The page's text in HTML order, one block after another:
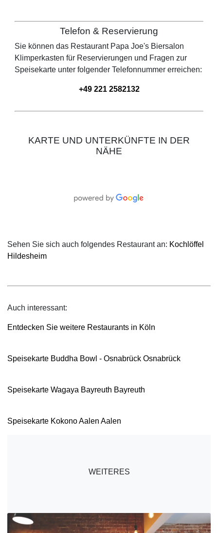
Telefon & Reservierung
Sie können das Restaurant Papa Joe's Biersalon
Klimperkasten für Reservierungen und Fragen zur
Speisekarte unter folgender Telefonnummer erreichen:
+49 221 2582132
KARTE UND UNTERKÜNFTE IN DER
NÄHE
Sehen Sie sich auch folgendes Restaurant an: Kochlöffel
Hildesheim
Auch interessant:
Entdecken Sie weitere Restaurants in Köln
Speisekarte Buddha Bowl - Osnabrück Osnabrück
Speisekarte Wagaya Bayreuth Bayreuth
Speisekarte Kokono Aalen Aalen
WEITERES